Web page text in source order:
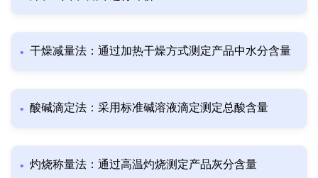
干燥减量法：通过加热干燥方式测定产品中水分含量
酸碱滴定法：采用标准碱溶液滴定测定总酸含量
灼烧称量法：通过高温灼烧测定产品灰分含量